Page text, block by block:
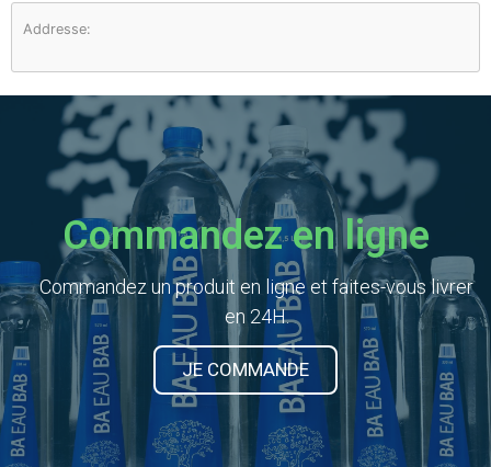
Addresse:
Commandez en ligne
Commandez un produit en ligne et faites-vous livrer
en 24H.
JE COMMANDE